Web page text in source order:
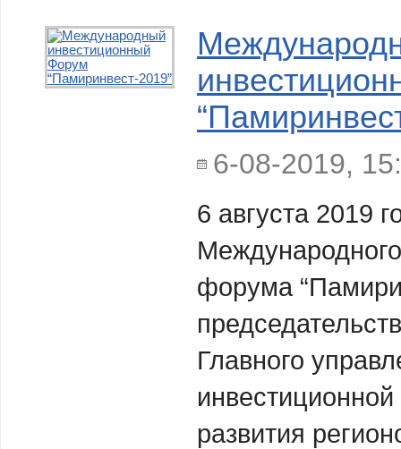
6-08-2019,
6 августа 2019
форума
Главного
развития